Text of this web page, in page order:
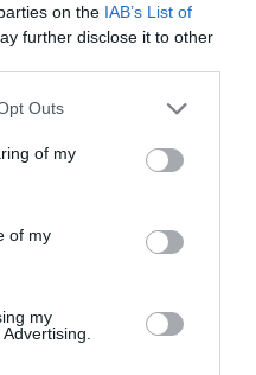
on the IAB’s List of
further disclose it to other
Outs
of my
of my
my
ηγέτης στον σχεδιασμό
εκπαιδευτικού
έως μικροέπιπλα
κατασκευασμένα για να